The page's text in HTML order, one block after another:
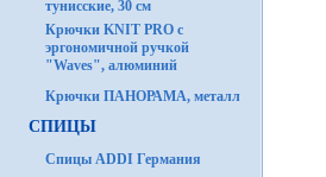
тунисские, 30 см
Крючки KNIT PRO с
эргономичной ручкой
"Waves", алюминий
Крючки ПАНОРАМА, металл
СПИЦЫ
Спицы ADDI Германия